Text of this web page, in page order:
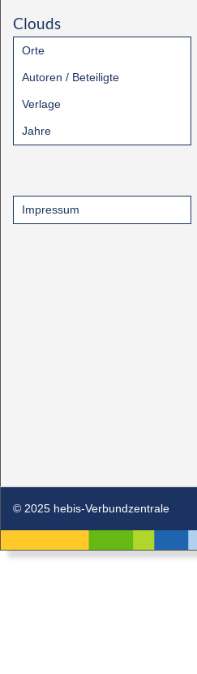
Clouds
Orte
Autoren / Beteiligte
Verlage
Jahre
Impressum
© 2025 hebis-Verbundzentrale